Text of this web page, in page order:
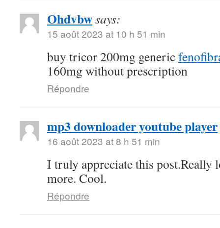
Ohdvbwsays:
15 août 2023 at 10 h 51 min
buy tricor 200mg generic
160mg without prescription
Répondre
mp3 downloader youtube player
16 août 2023 at 8 h 51 min
I truly appreciate this post.Really
more. Cool.
Répondre